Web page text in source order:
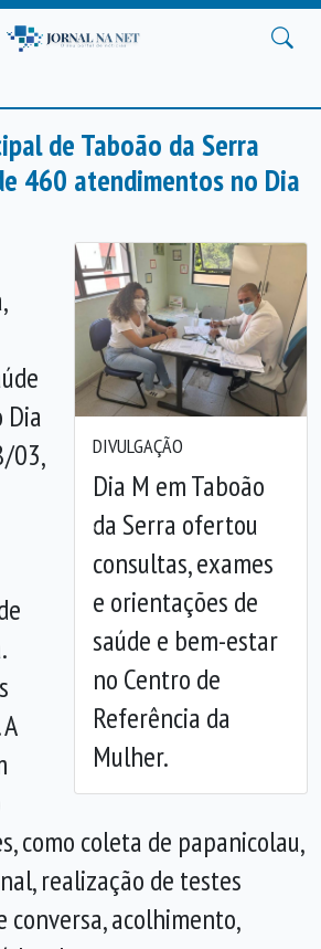
de Taboão da Serra
460 atendimentos no Dia
DIVULGAÇÃO
Dia M em Taboão
da Serra ofertou
consultas, exames
e orientações de
saúde e bem-estar
no Centro de
Referência da
Mulher.
Anterior
Dia
03,
como coleta de papanicolau,
realização de testes
conversa, acolhimento,